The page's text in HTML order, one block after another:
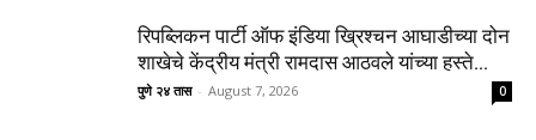
रिपब्लिकन पार्टी ऑफ इंडिया ख्रिश्चन आघाडीच्या दोन
शाखेचे केंद्रीय मंत्री रामदास आठवले यांच्या हस्ते...
पुणे २४ तास - August 7, 2026 0